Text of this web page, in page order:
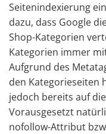
Seitenindexierung
dazu, dass Google
Shop-Kategorien
Kategorien immer
Aufgrund des
den Kategorieseiten
jedoch bereits auf
Vorausgesetzt
nofollow-Attribut